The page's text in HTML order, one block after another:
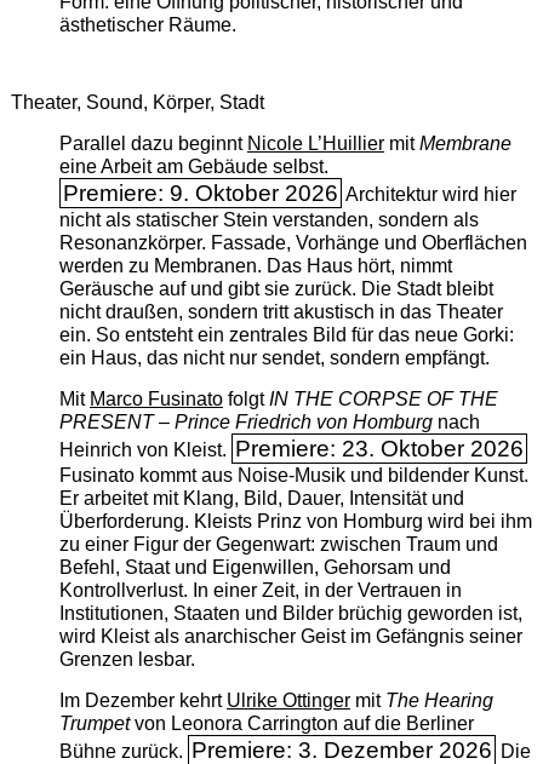
ästhetischer Räume.
Theater, Sound, Körper, Stadt
Parallel dazu beginnt Nicole L’Huilliermit ­Membrane
eine Arbeit am Gebäude selbst.
Premiere: 9. Oktober 2026 Architektur wird hier
nicht als statischer Stein verstanden, sondern als
Resonanzkörper. Fassade, Vorhänge und Oberflächen
werden zu Membranen. Das Haus hört, nimmt
Geräusche auf und gibt sie zurück. Die Stadt bleibt
nicht draußen, sondern tritt akustisch in das Theater
ein. So entsteht ein zentrales Bild für das neue Gorki:
ein Haus, das nicht nur sendet, sondern empfängt.
Mit Marco FusinatofolgtIN THE CORPSE OF THE
PRESENT – Prince Friedrich von Homburgnach
Heinrich von Kleist. Premiere: 23. Oktober 2026
Fusinato kommt aus Noise-Musik und bildender Kunst.
Er arbeitet mit Klang, Bild, Dauer, Intensität und
Überforderung. Kleists Prinz von Homburg wird bei ihm
zu einer Figur der Gegenwart: zwischen Traum und
Befehl, Staat und Eigenwillen, Gehorsam und
Kontrollverlust. In einer Zeit, in der Vertrauen in
Institutionen, Staaten und Bilder brüchig geworden ist,
wird Kleist als anarchischer Geist im Gefängnis seiner
Grenzen lesbar.
Im Dezember kehrt Ulrike Ottingermit The ­Hearing
Trumpetvon Leonora Carrington auf die Berliner
Bühne zurück. Premiere: 3. Dezember 2026 Die